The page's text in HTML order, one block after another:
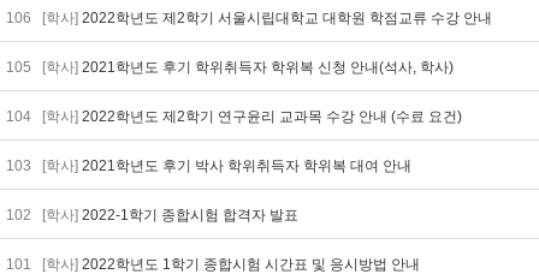
106 [학사] 2022학년도 제2학기 서울시립대학교 대학원 학점교류 수강 안내
105 [학사] 2021학년도 후기 학위취득자 학위복 신청 안내(석사, 학사)
104 [학사] 2022학년도 제2학기 연구윤리 교과목 수강 안내 (수료 요건)
103 [학사] 2021학년도 후기 박사 학위취득자 학위복 대여 안내
102 [학사] 2022-1학기 종합시험 합격자 발표
101 [학사] 2022학년도 1학기 종합시험 시간표 및 응시방법 안내